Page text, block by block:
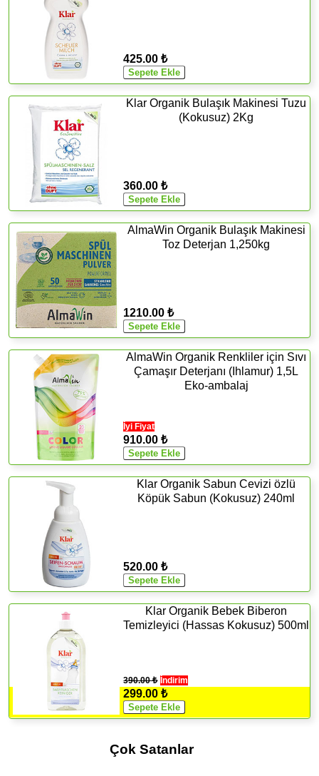
425.00 ₺
Klar Organik Bulaşık Makinesi Tuzu
(Kokusuz) 2Kg
360.00 ₺
AlmaWin Organik Bulaşık Makinesi
Toz Deterjan 1,250kg
1210.00 ₺
AlmaWin Organik Renkliler için Sıvı
Çamaşır Deterjanı (Ihlamur) 1,5L
Eko-ambalaj
İyi Fiyat
910.00 ₺
Klar Organik Sabun Cevizi özlü
Köpük Sabun (Kokusuz) 240ml
520.00 ₺
Klar Organik Bebek Biberon
Temizleyici (Hassas Kokusuz) 500ml
390.00 ₺ İndirim
299.00 ₺
Çok Satanlar